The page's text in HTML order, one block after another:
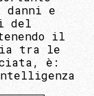
e
del
il
tra le
è: